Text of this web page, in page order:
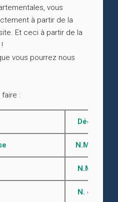
vous
à partir de la
Et ceci à partir de la
vous pourrez nous
:
Décès 1793
N.M.D.
N.M.D.
N. et D.